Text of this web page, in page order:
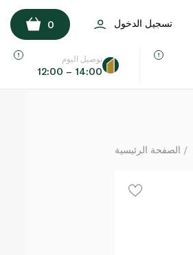
تسجيل الدخول 0
توصيل اليوم
12:00 – 14:00
الصفحة الرئيسية